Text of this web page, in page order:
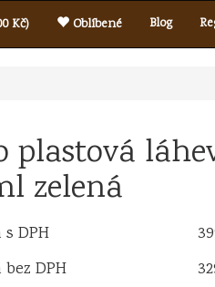
Blog
Kč) Oblíbené
plastová
zelená
s DPH
bez DPH